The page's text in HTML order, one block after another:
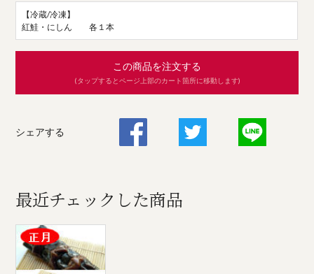
【冷蔵/冷凍】
紅鮭・にしん 各１本
この商品を注文する
(タップするとページ上部のカート箇所に移動します)
シェアする
最近チェックした商品